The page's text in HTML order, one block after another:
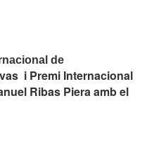
de
i Premi Internacional
Ribas Piera amb el